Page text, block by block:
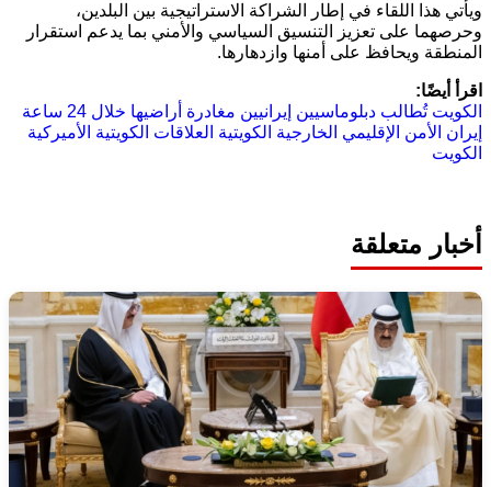
ويأتي هذا اللقاء في إطار الشراكة الاستراتيجية بين البلدين،
وحرصهما على تعزيز التنسيق السياسي والأمني بما يدعم استقرار
المنطقة ويحافظ على أمنها وازدهارها.
اقرأ أيضًا:
الكويت تُطالب دبلوماسيين إيرانيين مغادرة أراضيها خلال 24 ساعة
إيران الأمن الإقليمي الخارجية الكويتية العلاقات الكويتية الأميركية
الكويت
أخبار متعلقة